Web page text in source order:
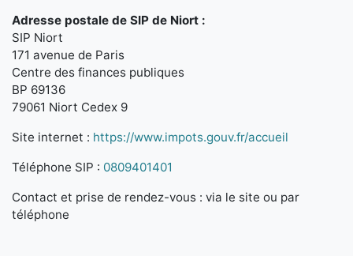
Adresse postale de SIP de Niort :
SIP Niort
171 avenue de Paris
Centre des finances publiques
BP 69136
79061 Niort Cedex 9
Site internet : https://www.impots.gouv.fr/accueil
Téléphone SIP : 0809401401
Contact et prise de rendez-vous : via le site ou par
téléphone